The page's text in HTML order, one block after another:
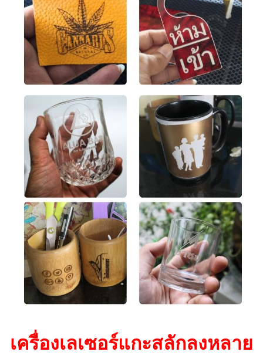
เครื่องเลเซอร์แกะสลักลงหลาย